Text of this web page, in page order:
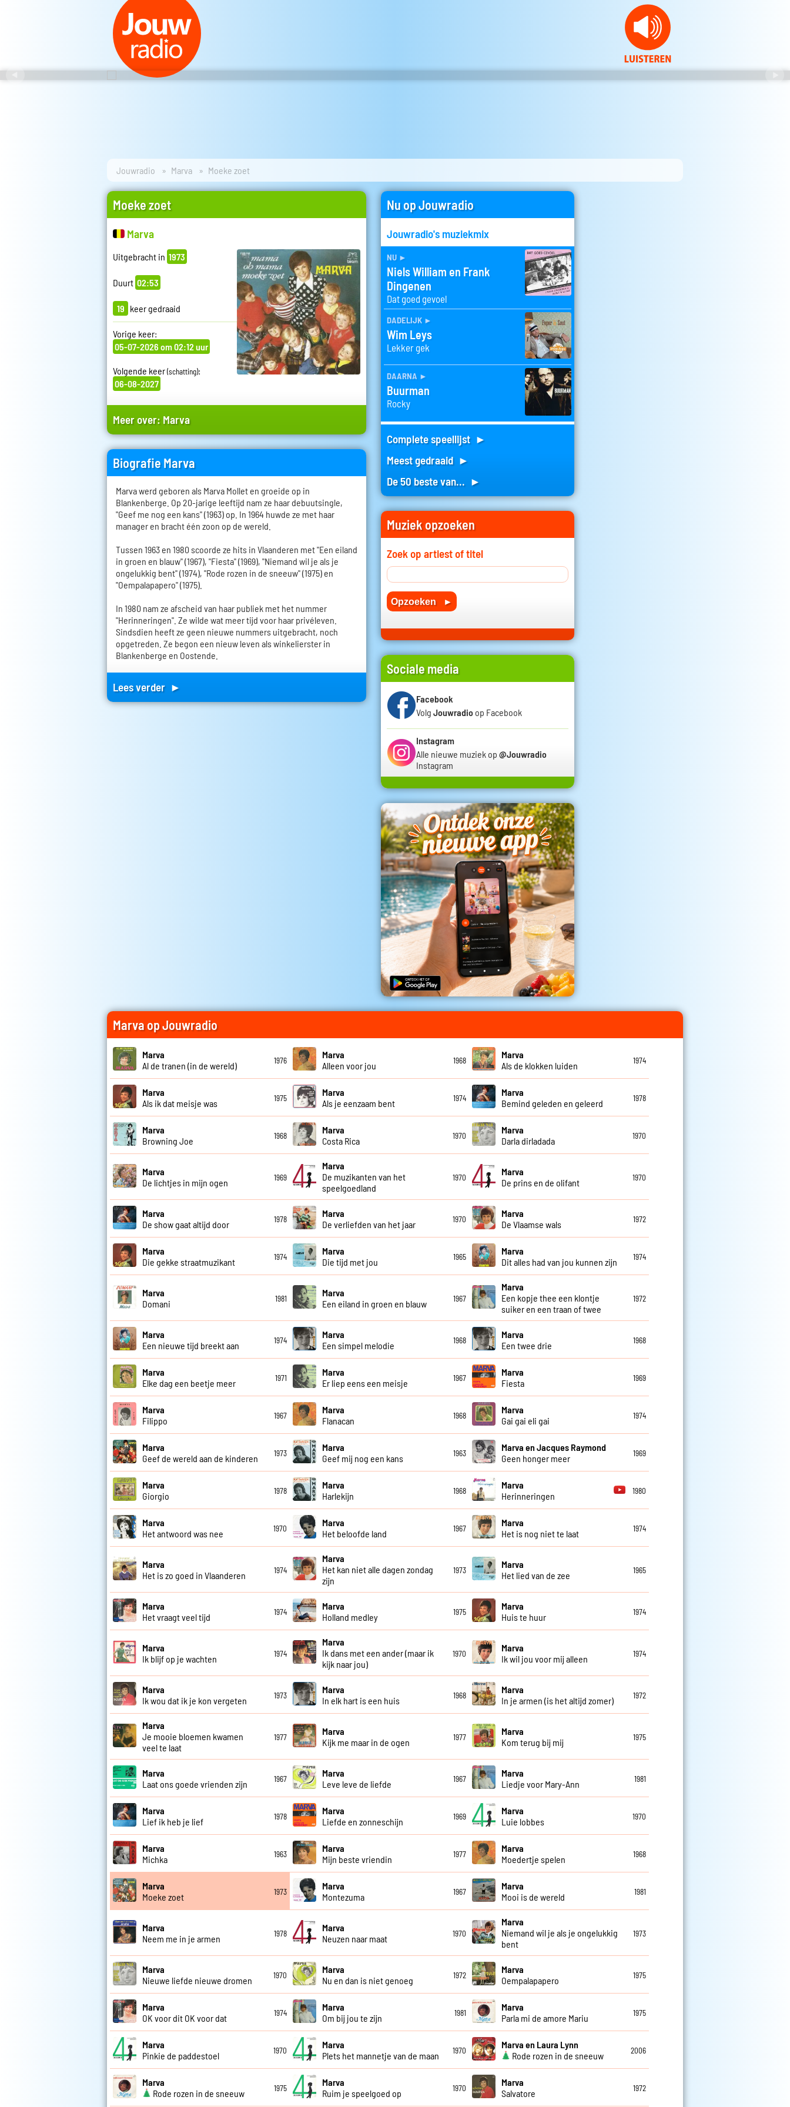
Jouwradio Marva Moeke zoet
Moeke zoet
Marva
Uitgebracht in 1973
Duurt 02:53
19 keer gedraaid
Vorige keer:
05-07-2026 om 02:12 uur
Volgende keer(schatting):
06-08-2027
Meer over: Marva
Biografie Marva
Marva werd geboren als Marva Mollet en groeide op in
Blankenberge. Op 20-jarige leeftijd nam ze haar debuutsingle,
"Geef me nog een kans" (1963) op. In 1964 huwde ze met haar
manager en bracht één zoon op de wereld.
Tussen 1963 en 1980 scoorde ze hits in Vlaanderen met "Een eiland
in groen en blauw" (1967), "Fiesta" (1969), "Niemand wil je als je
ongelukkig bent" (1974), "Rode rozen in de sneeuw" (1975) en
"Oempalapapero" (1975).
In 1980 nam ze afscheid van haar publiek met het nummer
"Herinneringen". Ze wilde wat meer tijd voor haar privéleven.
Sindsdien heeft ze geen nieuwe nummers uitgebracht, noch
opgetreden. Ze begon een nieuw leven als winkelierster in
Blankenberge en Oostende.
Lees verder ►
Nu op Jouwradio
Jouwradio's muziekmix
nu ►
Niels William en Frank
Dingenen
Dat goed gevoel
dadelijk ►
Wim Leys
Lekker gek
daarna ►
Buurman
Rocky
Complete speellijst ►
Meest gedraaid ►
De 50 beste van... ►
Muziek opzoeken
Zoek op artiest of titel
Sociale media
Facebook
Volg Jouwradio op Facebook
Instagram
Alle nieuwe muziek op @Jouwradio
Instagram
Marva op Jouwradio
Marva
Al de tranen (in de wereld)
1976
Marva
Alleen voor jou
1968
Marva
Als de klokken luiden
1974
Marva
Als ik dat meisje was
1975
Marva
Als je eenzaam bent
1974
Marva
Bemind geleden en geleerd
1978
Marva
Browning Joe
1968
Marva
Costa Rica
1970
Marva
Darla dirladada
1970
Marva
De lichtjes in mijn ogen
1969
Marva
De muzikanten van het
speelgoedland
1970
Marva
De prins en de olifant
1970
Marva
De show gaat altijd door
1978
Marva
De verliefden van het jaar
1970
Marva
De Vlaamse wals
1972
Marva
Die gekke straatmuzikant
1974
Marva
Die tijd met jou
1965
Marva
Dit alles had van jou kunnen zijn
1974
Marva
Domani
1981
Marva
Een eiland in groen en blauw
1967
Marva
Een kopje thee een klontje
suiker en een traan of twee
1972
Marva
Een nieuwe tijd breekt aan
1974
Marva
Een simpel melodie
1968
Marva
Een twee drie
1968
Marva
Elke dag een beetje meer
1971
Marva
Er liep eens een meisje
1967
Marva
Fiesta
1969
Marva
Filippo
1967
Marva
Flanacan
1968
Marva
Gai gai eli gai
1974
Marva
Geef de wereld aan de kinderen
1973
Marva
Geef mij nog een kans
1963
Marva en Jacques Raymond
Geen honger meer
1969
Marva
Giorgio
1978
Marva
Harlekijn
1968
Marva
Herinneringen
1980
Marva
Het antwoord was nee
1970
Marva
Het beloofde land
1967
Marva
Het is nog niet te laat
1974
Marva
Het is zo goed in Vlaanderen
1974
Marva
Het kan niet alle dagen zondag
zijn
1973
Marva
Het lied van de zee
1965
Marva
Het vraagt veel tijd
1974
Marva
Holland medley
1975
Marva
Huis te huur
1974
Marva
Ik blijf op je wachten
1974
Marva
Ik dans met een ander (maar ik
kijk naar jou)
1970
Marva
Ik wil jou voor mij alleen
1974
Marva
Ik wou dat ik je kon vergeten
1973
Marva
In elk hart is een huis
1968
Marva
In je armen (is het altijd zomer)
1972
Marva
Je mooie bloemen kwamen
veel te laat
1977
Marva
Kijk me maar in de ogen
1977
Marva
Kom terug bij mij
1975
Marva
Laat ons goede vrienden zijn
1967
Marva
Leve leve de liefde
1967
Marva
Liedje voor Mary-Ann
1981
Marva
Lief ik heb je lief
1978
Marva
Liefde en zonneschijn
1969
Marva
Luie lobbes
1970
Marva
Michka
1963
Marva
Mijn beste vriendin
1977
Marva
Moedertje spelen
1968
Marva
Moeke zoet
1973
Marva
Montezuma
1967
Marva
Mooi is de wereld
1981
Marva
Neem me in je armen
1978
Marva
Neuzen naar maat
1970
Marva
Niemand wil je als je ongelukkig
bent
1973
Marva
Nieuwe liefde nieuwe dromen
1970
Marva
Nu en dan is niet genoeg
1972
Marva
Oempalapapero
1975
Marva
OK voor dit OK voor dat
1974
Marva
Om bij jou te zijn
1981
Marva
Parla mi de amore Mariu
1975
Marva
Pinkie de paddestoel
1970
Marva
Plets het mannetje van de maan
1970
Marva en Laura Lynn
Rode rozen in de sneeuw
2006
Marva
Rode rozen in de sneeuw
1975
Marva
Ruim je speelgoed op
1970
Marva
Salvatore
1972